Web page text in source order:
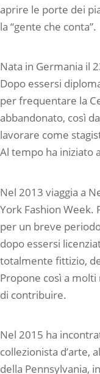
aprire le porte dei
la “gente che conta”.
Nata in Germania il
Dopo essersi
per frequentare la
abbandonato, così
lavorare come
Al tempo ha iniziato
Nel 2013 viaggia a
York Fashion Week.
per un breve
dopo essersi
totalmente fittizio,
Propone così a
di contribuire.
Nel 2015 ha
collezionista d’arte,
della Pennsylvania,